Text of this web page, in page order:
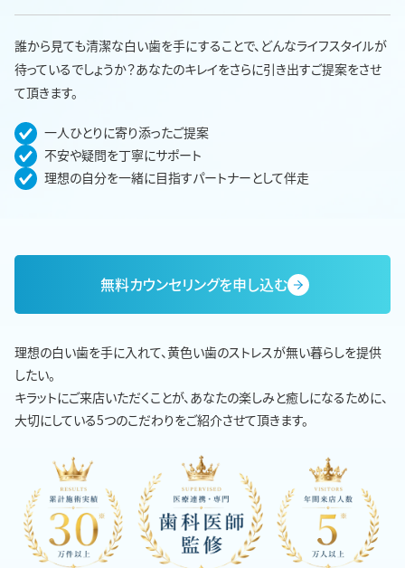
誰から見ても清潔な白い歯を手にすることで、どんなライフスタイルが
待っているでしょうか？あなたのキレイをさらに引き出すご提案をさせ
て頂きます。
一人ひとりに寄り添ったご提案
不安や疑問を丁寧にサポート
理想の自分を一緒に目指すパートナーとして伴走
無料カウンセリングを申し込む
理想の白い歯を手に入れて、黄色い歯のストレスが無い暮らしを提供
したい。
キラットにご来店いただくことが、あなたの楽しみと癒しになるために、
大切にしている5つのこだわりをご紹介させて頂きます。